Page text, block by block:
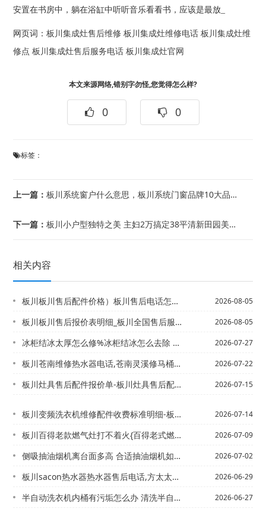
安置在书房中，躺在浴缸中听听音乐看看书，应该是最放_
网页词：板川集成灶售后维修 板川集成灶维修电话 板川集成灶维
修点 板川集成灶售后服务电话 板川集成灶官网
本文来源网络,错别字勿怪,您觉得怎么样?
0 0
标签：
上一篇：板川系统窗户什么意思，板川系统门窗品牌10大品牌排行是怎样的
下一篇：板川小户型独特之美 主妇2万搞定38平清新田园美家，板川小户型房屋装修适合什么风...
相关内容
板川板川售后配件价格）板川售后电话怎么联系官方发布 2026-08-05
板川板川售后报价表明细_板川全国售后服务电话最新发布 2026-08-05
冰柜结冰太厚怎么修%冰柜结冰怎么去除 冰柜结冰去除方法 2026-07-27
板川苍南维修热水器电话,苍南灵溪修马桶电话/苍南智能热水器电话,丽水空气能热水器... 2026-07-22
板川灶具售后配件报价单-板川灶具售后配件报价单查询2027年最新收费标准 2026-07-15
板川变频洗衣机维修配件收费标准明细-板川变频洗衣机维修配件收费标准明细表最新的报... 2026-07-14
板川百得老款燃气灶打不着火{百得老式燃气灶打不着火 2026-07-09
侧吸抽油烟机离台面多高 合适抽油烟机如何安装_ 2026-07-02
板川sacon热水器热水器售后电话,方太太售后电话多少`sacon热水器维修电话... 2026-06-29
半自动洗衣机内桶有污垢怎么办 清洗半自动洗衣机内桶污垢的方法+半自动洗衣机排水慢... 2026-06-27